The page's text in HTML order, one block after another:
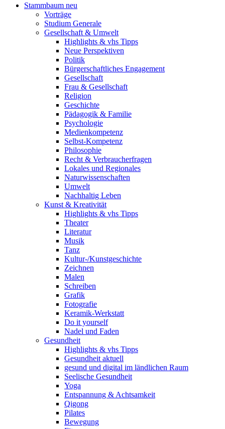
Stammbaum neu
Vorträge
Studium Generale
Gesellschaft & Umwelt
Highlights & vhs Tipps
Neue Perspektiven
Politik
Bürgerschaftliches Engagement
Gesellschaft
Frau & Gesellschaft
Religion
Geschichte
Pädagogik & Familie
Psychologie
Medienkompetenz
Selbst-Kompetenz
Philosophie
Recht & Verbraucherfragen
Lokales und Regionales
Naturwissenschaften
Umwelt
Nachhaltig Leben
Kunst & Kreativität
Highlights & vhs Tipps
Theater
Literatur
Musik
Tanz
Kultur-/Kunstgeschichte
Zeichnen
Malen
Schreiben
Grafik
Fotografie
Keramik-Werkstatt
Do it yourself
Nadel und Faden
Gesundheit
Highlights & vhs Tipps
Gesundheit aktuell
gesund und digital im ländlichen Raum
Seelische Gesundheit
Yoga
Entspannung & Achtsamkeit
Qigong
Pilates
Bewegung